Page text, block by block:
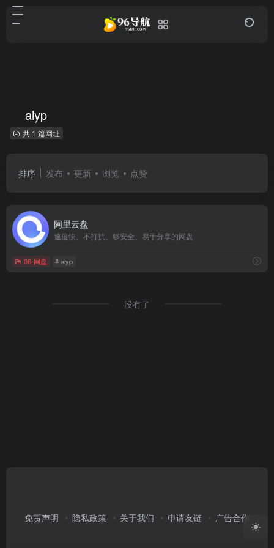
alyp
共 1 篇网址
排序 发布 更新 浏览 点赞
阿里云盘
速度快、不打扰、够安全、易于分享的网盘
06-网盘 # alyp
没有了
免责声明 隐私政策 关于我们 申请友链 广告合作